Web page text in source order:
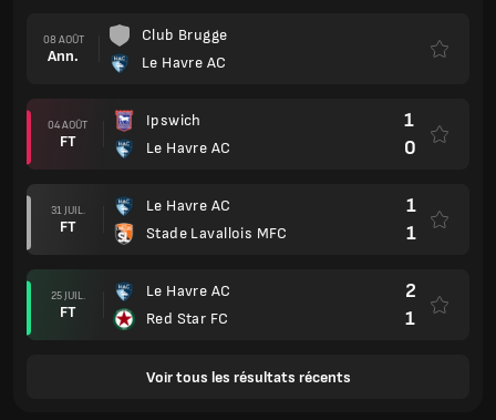
08 AOÛT
Ann.
Club Brugge
Le Havre AC
04 AOÛT
FT
Ipswich
Le Havre AC
1
0
31 JUIL.
FT
Le Havre AC
Stade Lavallois MFC
1
1
25 JUIL.
FT
Le Havre AC
Red Star FC
2
1
Voir tous les résultats récents